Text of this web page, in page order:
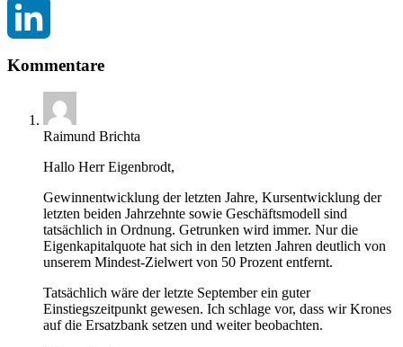
X
LinkedIn
Kommentare
Raimund Brichta
Hallo Herr Eigenbrodt,
Gewinnentwicklung der letzten Jahre, Kursentwicklung der
letzten beiden Jahrzehnte sowie Geschäftsmodell sind
tatsächlich in Ordnung. Getrunken wird immer. Nur die
Eigenkapitalquote hat sich in den letzten Jahren deutlich von
unserem Mindest-Zielwert von 50 Prozent entfernt.
Tatsächlich wäre der letzte September ein guter
Einstiegszeitpunkt gewesen. Ich schlage vor, dass wir Krones
auf die Ersatzbank setzen und weiter beobachten.